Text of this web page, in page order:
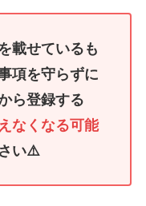
載せているも
項を守らずに
ら登録する
なくなる可能
い⚠️